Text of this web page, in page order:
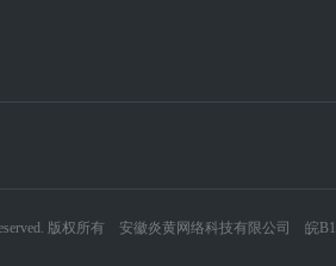
版权所有 安徽炎黄网络科技有限公司 皖